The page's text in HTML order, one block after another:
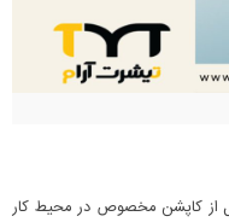
از کاپشن مخصوص در محیط کار